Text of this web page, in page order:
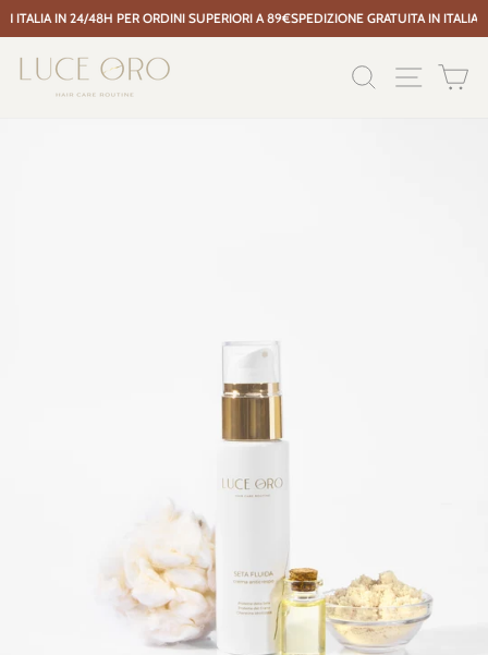
ITALIA IN 24/48H PER ORDINI SUPERIORI A 89€SPEDIZIONE GRATUITA IN ITALIA
CERCA